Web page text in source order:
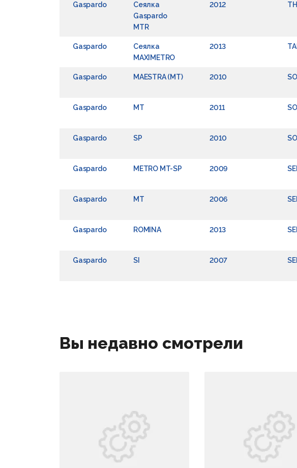
Gaspardo
Сеялка
Gaspardo
MTR
2012
Gaspardo
Сеялка
MAXIMETRO
2013
Gaspardo MAESTRA (MT) 2010
Gaspardo MT 2011
Gaspardo SP 2010
Gaspardo METRO MT-SP 2009
Gaspardo MT 2006
Gaspardo ROMINA 2013
Gaspardo SI 2007
Вы недавно смотрели